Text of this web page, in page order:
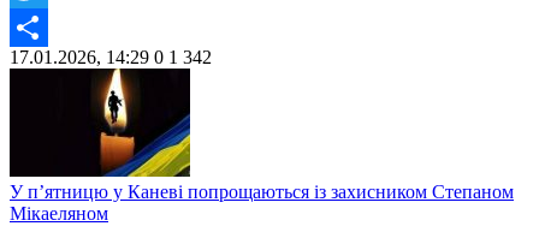
Twitter
Share
17.01.2026, 14:29 0 1 342
У п’ятницю у Каневі попрощаються із захисником Степаном
Мікаеляном